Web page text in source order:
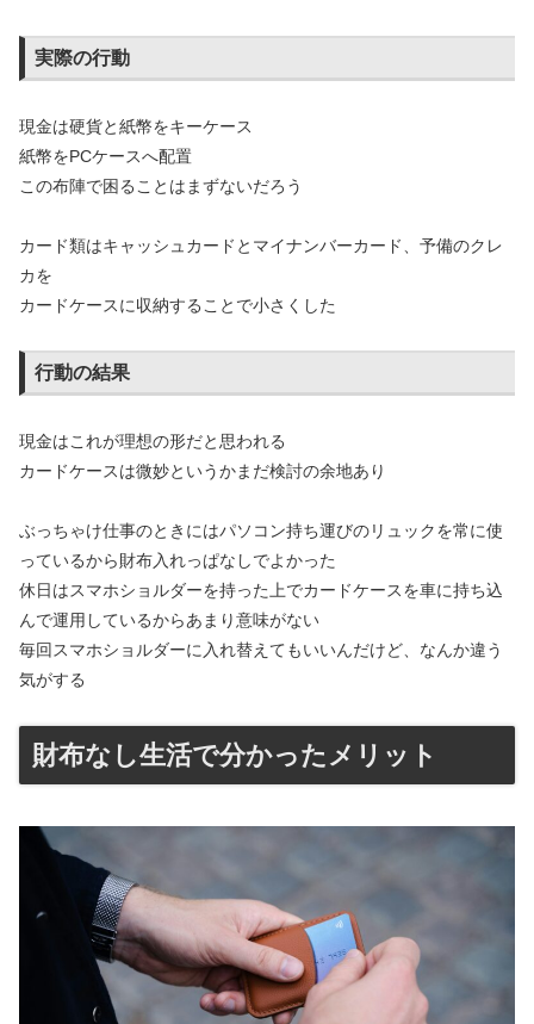
実際の行動
現金は硬貨と紙幣をキーケース
紙幣をPCケースへ配置
この布陣で困ることはまずないだろう
カード類はキャッシュカードとマイナンバーカード、予備のクレ
カを
カードケースに収納することで小さくした
行動の結果
現金はこれが理想の形だと思われる
カードケースは微妙というかまだ検討の余地あり
ぶっちゃけ仕事のときにはパソコン持ち運びのリュックを常に使
っているから財布入れっぱなしでよかった
休日はスマホショルダーを持った上でカードケースを車に持ち込
んで運用しているからあまり意味がない
毎回スマホショルダーに入れ替えてもいいんだけど、なんか違う
気がする
財布なし生活で分かったメリット